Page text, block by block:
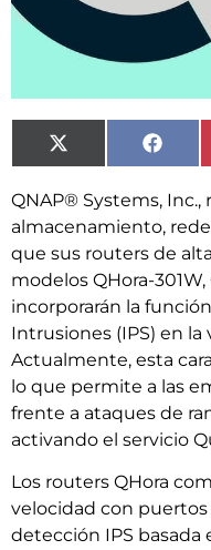
X
(Twitter)
QNAP® Systems,
almacenamiento,
que sus routers de
modelos QHora-
incorporarán la
Intrusiones (IPS) en la
Actualmente, esta
lo que permite a las
frente a ataques de
activando el servicio
Los routers QHora
velocidad con puertos
detección IPS